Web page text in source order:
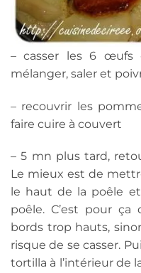
– casser les 6 œufs
mélanger, saler et
– recouvrir les
faire cuire à couvert
– 5 mn plus tard,
Le mieux est de
le haut de la poêle
poêle. C’est pour ça
bords trop hauts,
risque de se casser.
tortilla à l’intérieur de